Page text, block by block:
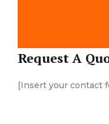
Request A
[Insert your contact